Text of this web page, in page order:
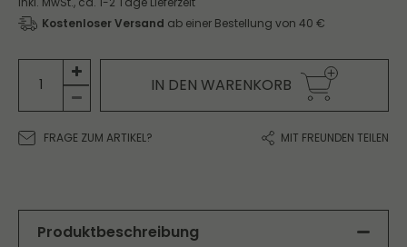
Kostenloser Versand ab einer Bestellung von 40 €
IN DEN WARENKORB
FRAGE ZUM ARTIKEL? MIT FREUNDEN TEILEN
Produktbeschreibung